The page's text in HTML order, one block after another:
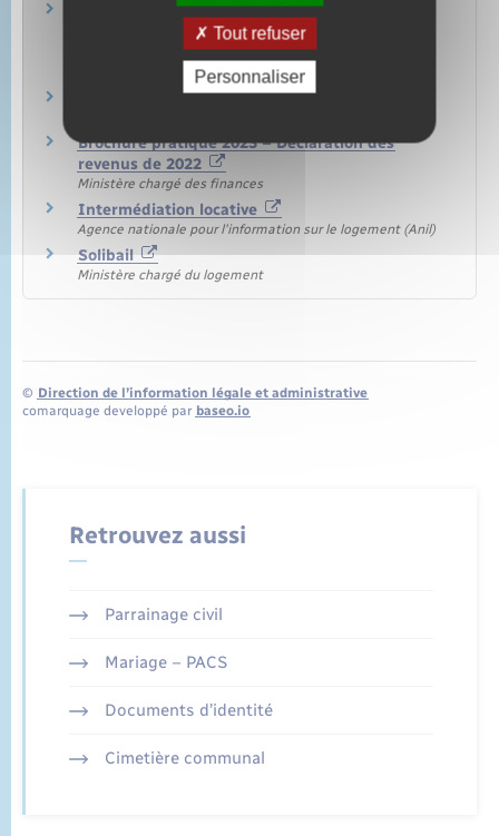
Valeurs des plafonds de loyer applicables pour
le bénéfice de la réduction d'impôt
Loc'Avantages
Ministère chargé du logement
Le dispositif "Louer abordable"
Brochure pratique 2023 – Déclaration des
revenus de 2022
Ministère chargé des finances
Intermédiation locative
Agence nationale pour l'information sur le logement (Anil)
Solibail
Ministère chargé du logement
© Direction de l’information légale et administrative
comarquage developpé par baseo.io
Retrouvez aussi
Parrainage civil
Mariage – PACS
Documents d’identité
Cimetière communal
Tout refuser
Personnaliser